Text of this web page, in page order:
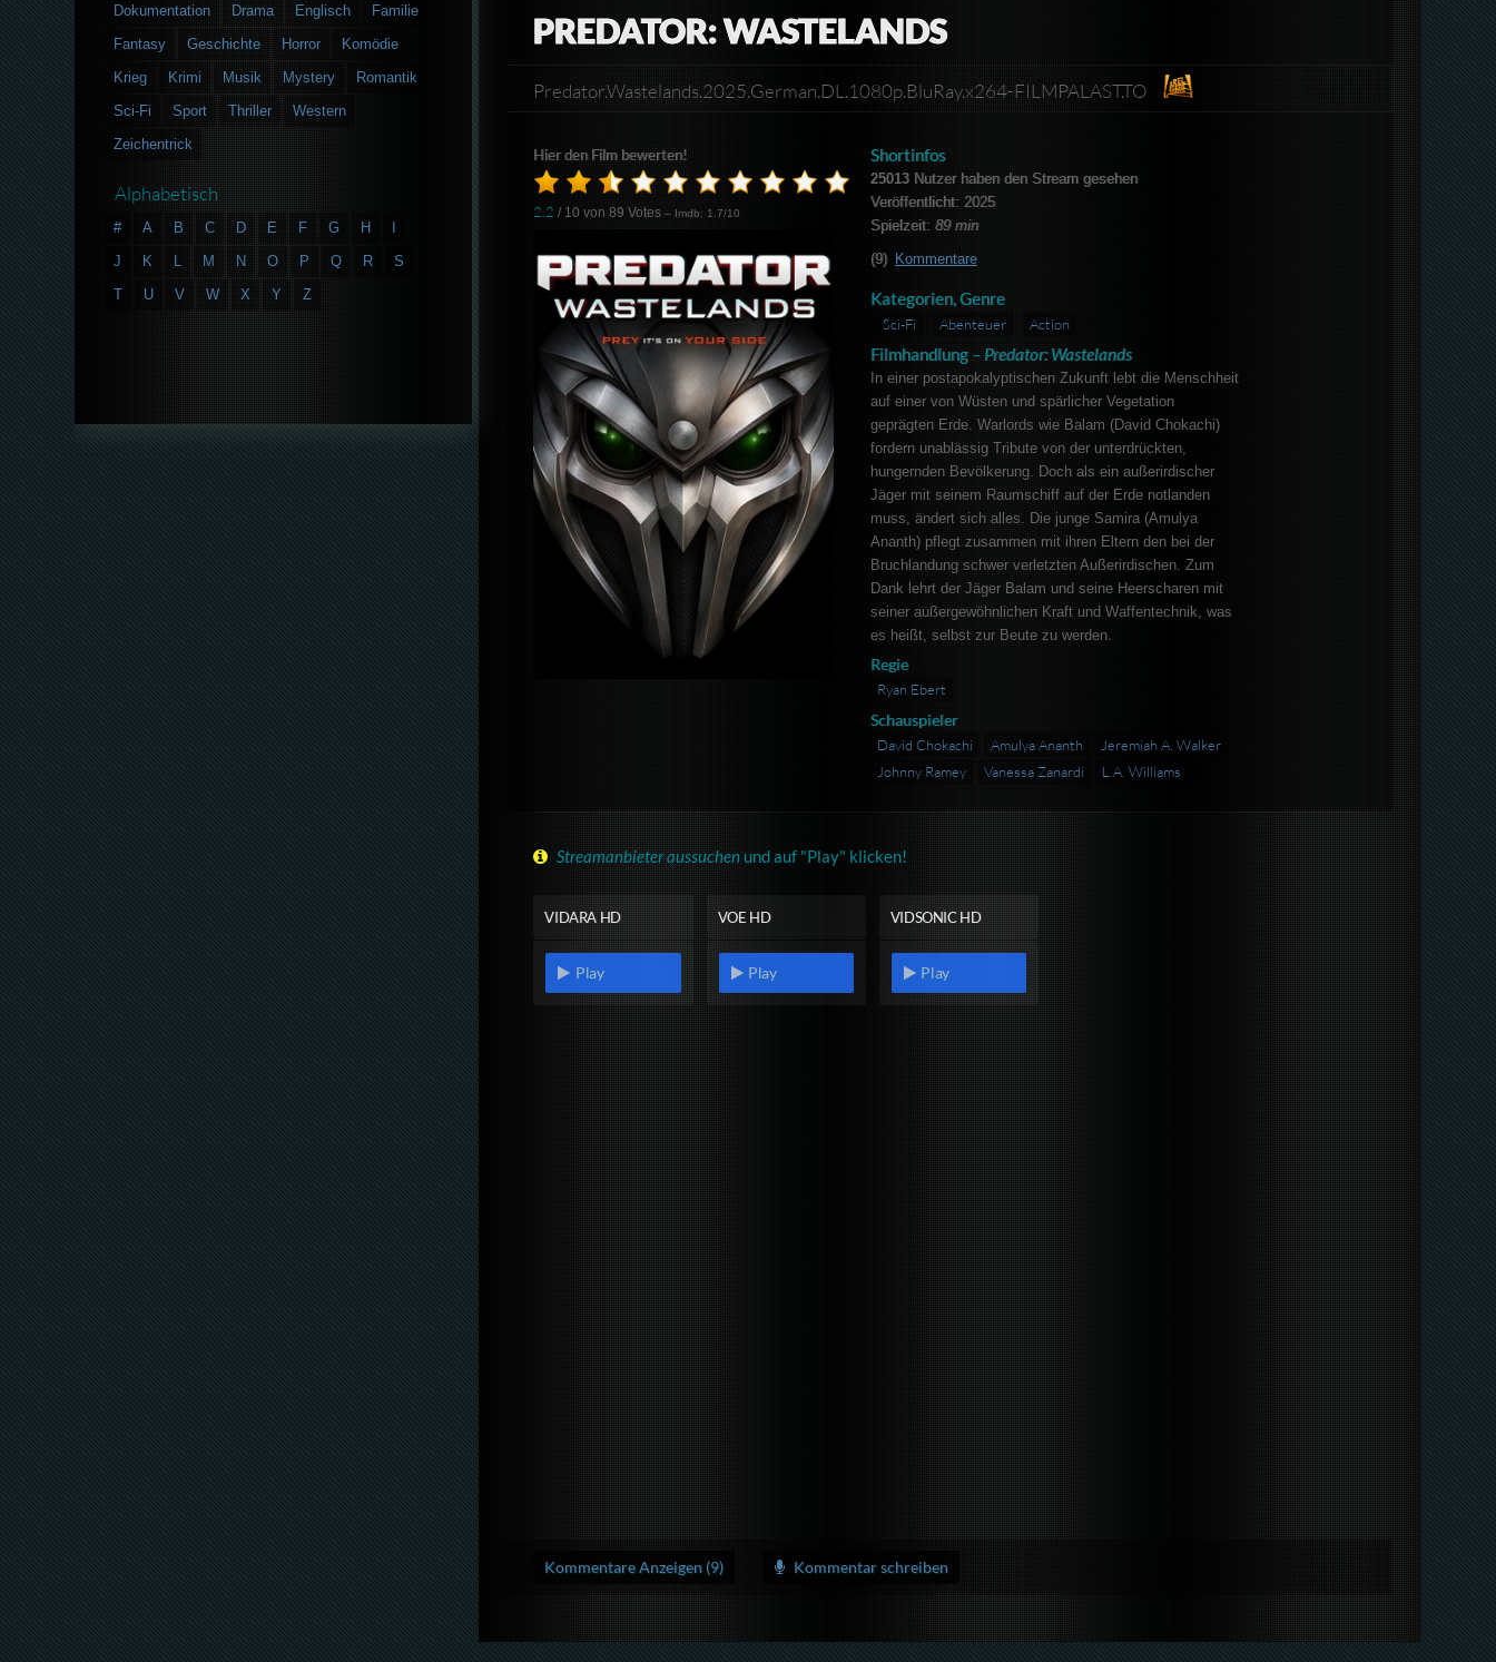
PREDATOR: WASTELANDS
Predator.Wastelands.2025.German.DL.1080p.BluRay.x264-FILMPALAST.TO
Hier den Film bewerten!
2.2 / 10 von89 Votes – Imdb: 1.7/10
Shortinfos
25013Nutzer haben den Stream gesehen
Veröffentlicht: 2025
Spielzeit: 89 min
(9) Kommentare
Kategorien, Genre
Sci-Fi Abenteuer Action
Filmhandlung – Predator: Wastelands
In einer postapokalyptischen Zukunft lebt die Menschheit
auf einer von Wüsten und spärlicher Vegetation
geprägten Erde. Warlords wie Balam (David Chokachi)
fordern unablässig Tribute von der unterdrückten,
hungernden Bevölkerung. Doch als ein außerirdischer
Jäger mit seinem Raumschiff auf der Erde notlanden
muss, ändert sich alles. Die junge Samira (Amulya
Ananth) pflegt zusammen mit ihren Eltern den bei der
Bruchlandung schwer verletzten Außerirdischen. Zum
Dank lehrt der Jäger Balam und seine Heerscharen mit
seiner außergewöhnlichen Kraft und Waffentechnik, was
es heißt, selbst zur Beute zu werden.
Regie
Ryan Ebert
Schauspieler
David Chokachi Amulya Ananth
Jeremiah A. Walker
Johnny Ramey
Vanessa Zanardi L.A. Williams
Streamanbieter aussuchen und auf "Play" klicken!
VIDARA HD
Play
VOE HD
Play
VIDSONIC HD
Play
Kommentare Anzeigen (9) Kommentar schreiben
Dokumentation
Drama Englisch
Familie
Fantasy
Geschichte Horror
Komödie
Krieg
Krimi Musik Mystery
Romantik
Sci-Fi
Sport Thriller
Western
Zeichentrick
Alphabetisch
# A B C D E F G H
J
K L M N O P Q R
S
T
U V W X Y Z